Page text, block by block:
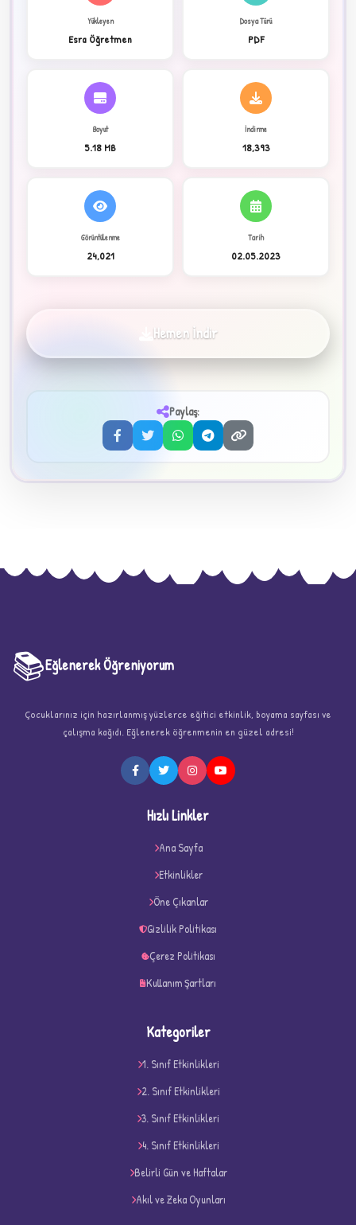
D
★
Yükleyen
Esra Öğretmen
Dosya Türü
PDF
Boyut
5.18 MB
İndirme
18,393
Görüntülenme
24,021
Tarih
02.05.2023
Hemen İndir
Paylaş:
📚Eğlenerek Öğreniyorum
Çocuklarınız için hazırlanmış yüzlerce eğitici etkinlik, boyama sayfası ve
çalışma kağıdı. Eğlenerek öğrenmenin en güzel adresi!
Hızlı Linkler
Ana Sayfa
Etkinlikler
Öne Çıkanlar
Gizlilik Politikası
Çerez Politikası
Kullanım Şartları
Kategoriler
1. Sınıf Etkinlikleri
2. Sınıf Etkinlikleri
3. Sınıf Etkinlikleri
4. Sınıf Etkinlikleri
Belirli Gün ve Haftalar
Akıl ve Zeka Oyunları